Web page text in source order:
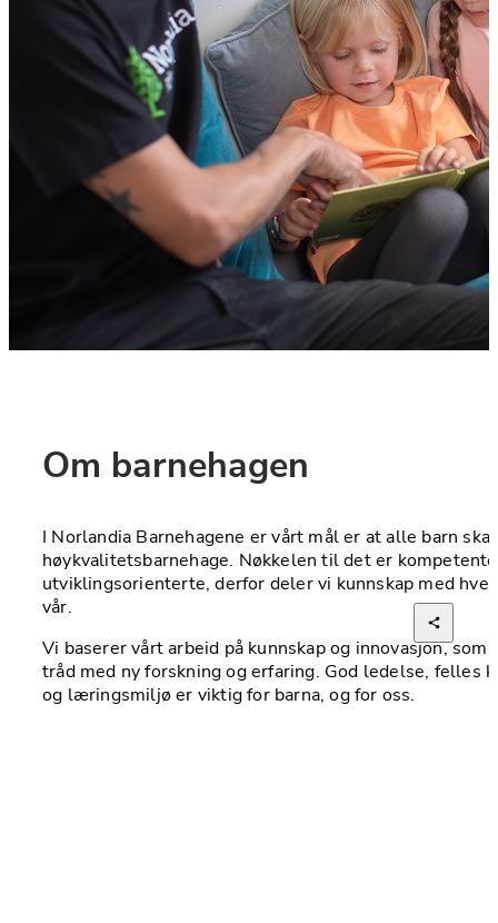
Om barnehagen
I Norlandia Barnehagene er vårt mål er at alle barn
høykvalitetsbarnehage. Nøkkelen til det er
utviklingsorienterte, derfor deler vi kunnskap med
vår.
Vi baserer vårt arbeid på kunnskap og innovasjon,
tråd med ny forskning og erfaring. God ledelse, felles
og læringsmiljø er viktig for barna, og for oss.